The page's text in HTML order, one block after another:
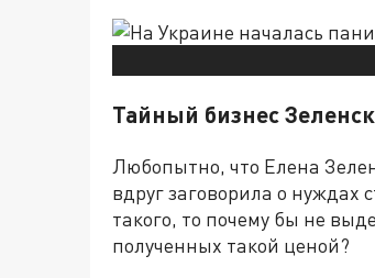
Тайный бизнес
Любопытно, что Елена
вдруг заговорила о нуждах
такого, то почему бы не
полученных такой ценой?